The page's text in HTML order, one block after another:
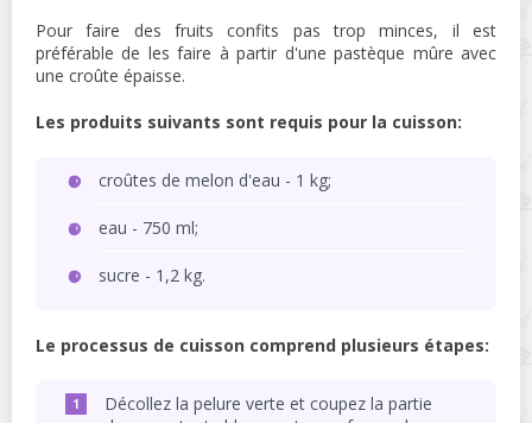
Pour faire des fruits confits pas trop minces, il est
préférable de les faire à partir d'une pastèque mûre avec
une croûte épaisse.
Les produits suivants sont requis pour la cuisson:
croûtes de melon d'eau - 1 kg;
eau - 750 ml;
sucre - 1,2 kg.
Le processus de cuisson comprend plusieurs étapes:
Décollez la pelure verte et coupez la partie